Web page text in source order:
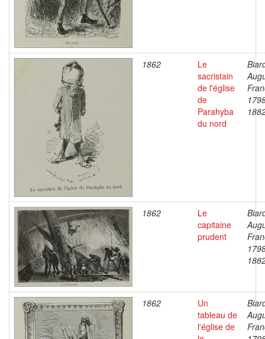
1862
Le
sacristain
de l'église
de
Parahyba
du nord
1862
Le
capitaine
prudent
1862
Un
tableau de
l'église de